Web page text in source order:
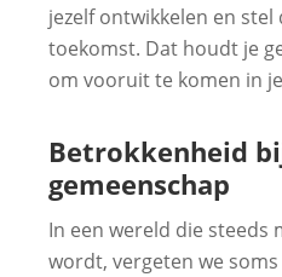
jezelf ontwikkelen en
toekomst. Dat houdt je
om vooruit te komen in
Betrokkenheid
gemeenschap
In een wereld die steeds
wordt, vergeten we